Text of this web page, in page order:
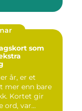
som
år, er et
mer enn bare
Kortet gir
ord, var...